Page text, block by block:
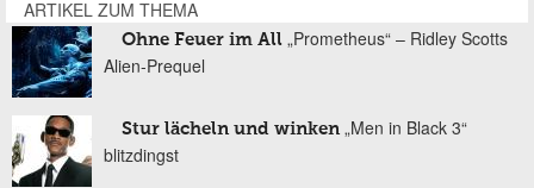
ARTIKEL ZUM THEMA
Ohne Feuer im All „Prometheus“ – Ridley Scotts
Alien-Prequel
Stur lächeln und winken „Men in Black 3“
blitzdingst